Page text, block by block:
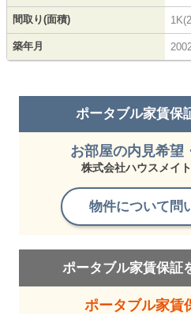
間取り(面積)
築年月
ポータブル家賃保
お部屋の内見希望
株式会社ハウスメイ
物件について問
ポータブル家賃保証
ポータブル家賃